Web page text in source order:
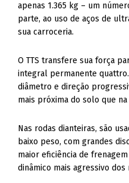
apenas 1.365 kg – um
parte, ao uso de aços de
sua carroceria.
O TTS transfere sua força
integral permanente
diâmetro e direção
mais próxima do solo que
Nas rodas dianteiras, são
baixo peso, com grandes
maior eficiência de
dinâmico mais agressivo dos